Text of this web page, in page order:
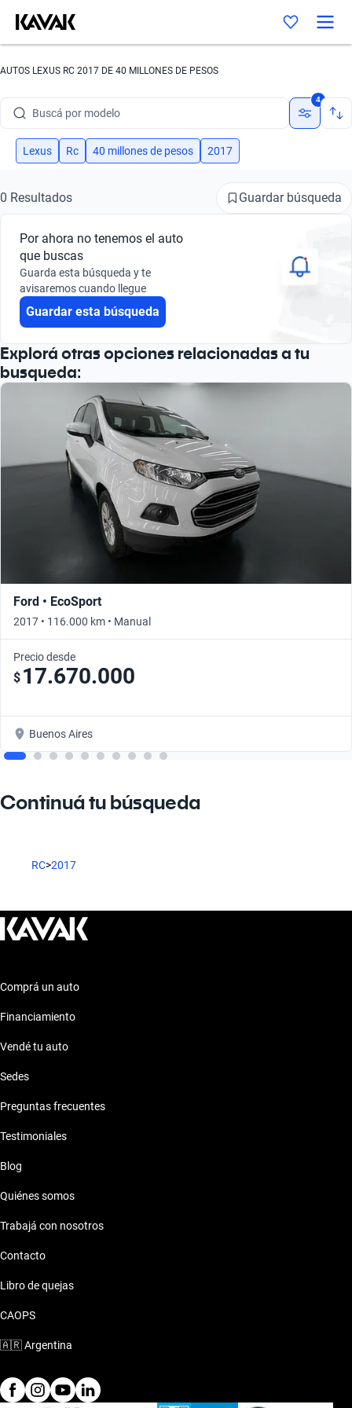
AUTOS LEXUS RC 2017 DE 40 MILLONES DE PESOS
Buscá por modelo
Buscá por versión
Buscá por marca
Buscá por modelo
Buscá por versión
4
Lexus Rc 40 millones de pesos 2017
0 Resultados Guardar búsqueda
Por ahora no tenemos el auto
que buscas
Guarda esta búsqueda y te
avisaremos cuando llegue
Guardar esta búsqueda
Explorá otras opciones relacionadas a tu
busqueda:
Ford • EcoSport
2017 • 116.000 km • Manual
Precio desde
$ 17.670.000
Buenos Aires
Continuá tu búsqueda
RC>2017
Comprá un auto
Financiamiento
Vendé tu auto
Sedes
Preguntas frecuentes
Testimoniales
Blog
Quiénes somos
Trabajá con nosotros
Contacto
Libro de quejas
CAOPS
🇦🇷Argentina